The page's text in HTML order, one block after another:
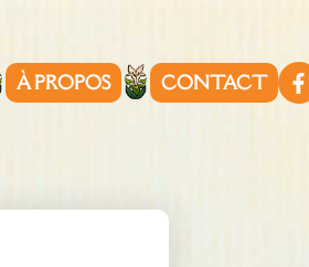
À PROPOS CONTACT